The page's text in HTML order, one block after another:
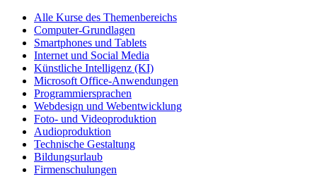
Alle Kurse des Themenbereichs
Computer-Grundlagen
Smartphones und Tablets
Internet und Social Media
Künstliche Intelligenz (KI)
Microsoft Office-Anwendungen
Programmiersprachen
Webdesign und Webentwicklung
Foto- und Videoproduktion
Audioproduktion
Technische Gestaltung
Bildungsurlaub
Firmenschulungen